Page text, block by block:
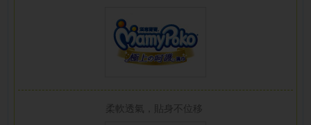
柔軟透氣，貼身不位移